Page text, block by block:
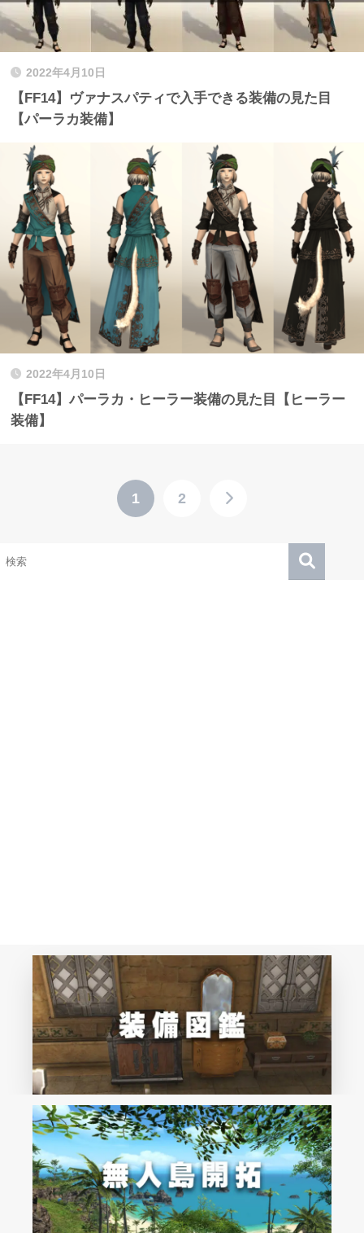
2022年4月10日
【FF14】ヴァナスパティで入手できる装備の見た目
【パーラカ装備】
2022年4月10日
【FF14】パーラカ・ヒーラー装備の見た目【ヒーラー
装備】
1 2